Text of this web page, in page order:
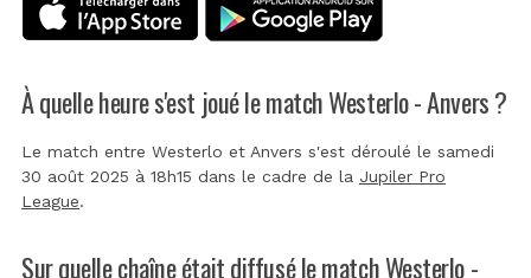
À quelle heure s'est joué le match Westerlo - Anvers ?
Le match entre Westerlo et Anvers s'est déroulé le samedi
30 août 2025 à 18h15 dans le cadre de la Jupiler Pro
League.
Sur quelle chaîne était diffusé le match Westerlo -